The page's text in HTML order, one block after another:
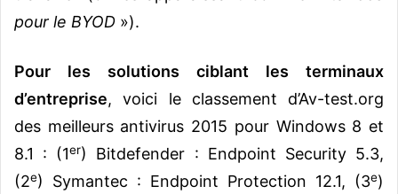
pour le BYOD »).
Pour les solutions ciblant les terminaux
d’entreprise, voici le classement d’Av-test.org
des meilleurs antivirus 2015 pour Windows 8 et
8.1 : (1er) Bitdefender : Endpoint Security 5.3,
(2e) Symantec : Endpoint Protection 12.1, (3e)